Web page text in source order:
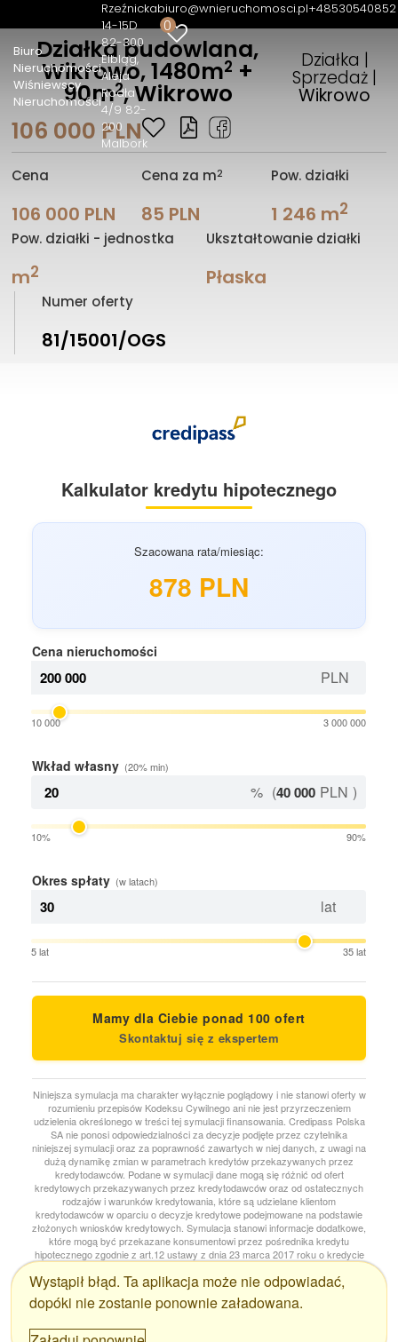
Biuro
Nieruchomości
Wiśniewscy
Nieruchomości
Rzeźnicka
14-15D
82-300
Elbląg
Aleja
Rodła
4/9 82-
200
Malbork
biuro@wnieruchomosci.pl+48530540852
0
Działka budowlana,
Wikrowo, 1480m2 +
90m2, Wikrowo
Działka |
Sprzedaż |
Wikrowo
106 000 PLN
Cena
106 000 PLN
Cena za m2
85 PLN
Pow. działki
1 246 m2
Pow. działki - jednostka
m2
Ukształtowanie działki
Płaska
Numer oferty
81/15001/OGS